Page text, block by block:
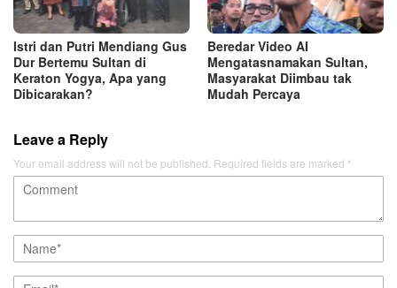
Istri dan Putri Mendiang Gus
Dur Bertemu Sultan di
Keraton Yogya, Apa yang
Dibicarakan?
Beredar Video AI
Mengatasnamakan Sultan,
Masyarakat Diimbau tak
Mudah Percaya
Leave a Reply
Your email address will not be published. Required fields are marked *